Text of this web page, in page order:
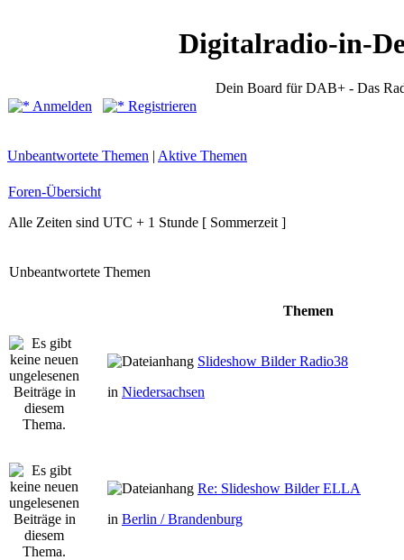
Digitalradio-in-
Dein Board für DAB+ - Das
Anmelden
Registrieren
Unbeantwortete Themen | Aktive Themen
Foren-Übersicht
Alle Zeiten sind UTC + 1 Stunde [ Sommerzeit ]
Unbeantwortete Themen
Themen
Slideshow Bilder Radio38
in Niedersachsen
Re: Slideshow Bilder ELLA
in Berlin / Brandenburg